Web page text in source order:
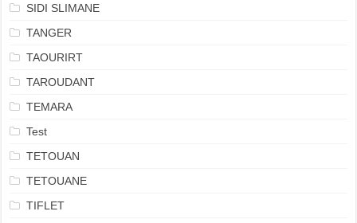
SIDI SLIMANE
TANGER
TAOURIRT
TAROUDANT
TEMARA
Test
TETOUAN
TETOUANE
TIFLET